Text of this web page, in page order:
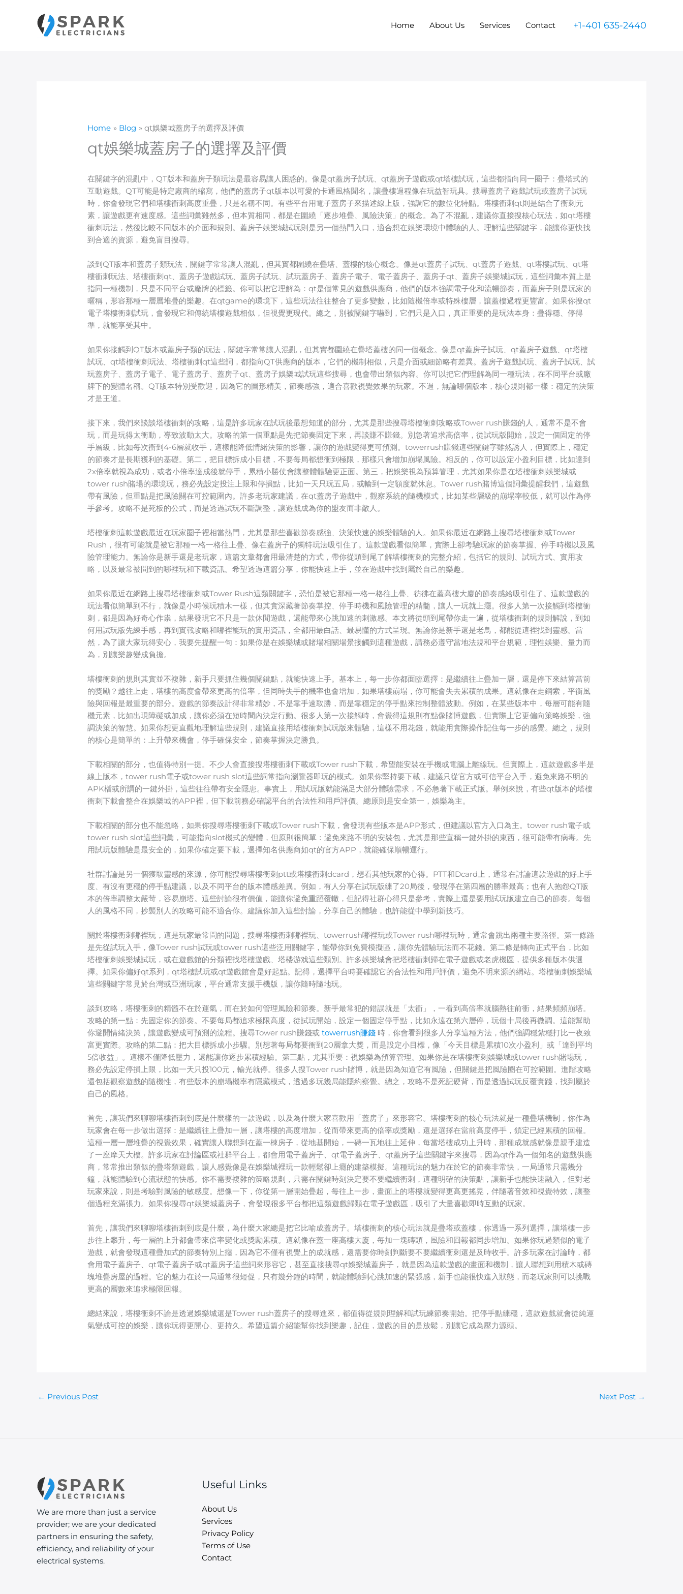
Home About Us Services Contact +1-401 635-2440
Home Blog qt娛樂城蓋房子的選擇及評價
qt娛樂城蓋房子的選擇及評價
在關鍵字的混亂中，QT版本和蓋房子類玩法是最容易讓人困惑的。像是qt蓋房子試玩、qt蓋房子遊戲或qt塔樓試玩，這些都指向同一圈子：疊塔式的
互動遊戲。QT可能是特定廠商的縮寫，他們的蓋房子qt版本以可愛的卡通風格聞名，讓疊樓過程像在玩益智玩具。搜尋蓋房子遊戲試玩或蓋房子試玩
時，你會發現它們和塔樓衝刺高度重疊，只是名稱不同。有些平台用電子蓋房子來描述線上版，強調它的數位化特點。塔樓衝刺qt則是結合了衝刺元
素，讓遊戲更有速度感。這些詞彙雖然多，但本質相同，都是在圍繞「逐步堆疊、風險決策」的概念。為了不混亂，建議你直接搜核心玩法，如qt塔樓
衝刺玩法，然後比較不同版本的介面和規則。蓋房子娛樂城試玩則是另一個熱門入口，適合想在娛樂環境中體驗的人。理解這些關鍵字，能讓你更快找
到合適的資源，避免盲目搜尋。
談到QT版本和蓋房子類玩法，關鍵字常常讓人混亂，但其實都圍繞在疊塔、蓋樓的核心概念。像是qt蓋房子試玩、qt蓋房子遊戲、qt塔樓試玩、qt塔
樓衝刺玩法、塔樓衝刺qt、蓋房子遊戲試玩、蓋房子試玩、試玩蓋房子、蓋房子電子、電子蓋房子、蓋房子qt、蓋房子娛樂城試玩，這些詞彙本質上是
指同一種機制，只是不同平台或廠牌的標籤。你可以把它理解為：qt是個常見的遊戲供應商，他們的版本強調電子化和流暢節奏，而蓋房子則是玩家的
暱稱，形容那種一層層堆疊的樂趣。在qtgame的環境下，這些玩法往往整合了更多變數，比如隨機倍率或特殊樓層，讓蓋樓過程更豐富。如果你搜qt
電子塔樓衝刺試玩，會發現它和傳統塔樓遊戲相似，但視覺更現代。總之，別被關鍵字嚇到，它們只是入口，真正重要的是玩法本身：疊得穩、停得
準，就能享受其中。
如果你接觸到QT版本或蓋房子類的玩法，關鍵字常常讓人混亂，但其實都圍繞在疊塔蓋樓的同一個概念。像是qt蓋房子試玩、qt蓋房子遊戲、qt塔樓
試玩、qt塔樓衝刺玩法、塔樓衝刺qt這些詞，都指向QT供應商的版本，它們的機制相似，只是介面或細節略有差異。蓋房子遊戲試玩、蓋房子試玩、試
玩蓋房子、蓋房子電子、電子蓋房子、蓋房子qt、蓋房子娛樂城試玩這些搜尋，也會帶出類似內容。你可以把它們理解為同一種玩法，在不同平台或廠
牌下的變體名稱。QT版本特別受歡迎，因為它的圖形精美，節奏感強，適合喜歡視覺效果的玩家。不過，無論哪個版本，核心規則都一樣：穩定的決策
才是王道。
接下來，我們來談談塔樓衝刺的攻略，這是許多玩家在試玩後最想知道的部分，尤其是那些搜尋塔樓衝刺攻略或Tower rush賺錢的人，通常不是不會
玩，而是玩得太衝動，導致波動太大。攻略的第一個重點是先把節奏固定下來，再談賺不賺錢。別急著追求高倍率，從試玩版開始，設定一個固定的停
手層級，比如每次衝到4-6層就收手，這樣能降低情緒決策的影響，讓你的遊戲變得更可預測。towerrush賺錢這些關鍵字雖然誘人，但實際上，穩定
的節奏才是長期獲利的基礎。第二，把目標拆成小目標，不要每局都想衝到極限，那樣只會增加崩塌風險。相反的，你可以設定小盈利目標，比如達到
2x倍率就視為成功，或者小倍率達成後就停手，累積小勝仗會讓整體體驗更正面。第三，把娛樂視為預算管理，尤其如果你是在塔樓衝刺娛樂城或
tower rush賭場的環境玩，務必先設定投注上限和停損點，比如一天只玩五局，或輸到一定額度就休息。Tower rush賭博這個詞彙提醒我們，這遊戲
帶有風險，但重點是把風險關在可控範圍內。許多老玩家建議，在qt蓋房子遊戲中，觀察系統的隨機模式，比如某些層級的崩塌率較低，就可以作為停
手參考。攻略不是死板的公式，而是透過試玩不斷調整，讓遊戲成為你的盟友而非敵人。
塔樓衝刺這款遊戲最近在玩家圈子裡相當熱門，尤其是那些喜歡節奏感強、決策快速的娛樂體驗的人。如果你最近在網路上搜尋塔樓衝刺或Tower
Rush，很有可能就是被它那種一格一格往上疊、像在蓋房子的獨特玩法吸引住了。這款遊戲看似簡單，實際上卻考驗玩家的節奏掌握、停手時機以及風
險管理能力。無論你是新手還是老玩家，這篇文章都會用最清楚的方式，帶你從頭到尾了解塔樓衝刺的完整介紹，包括它的規則、試玩方式、實用攻
略，以及最常被問到的哪裡玩和下載資訊。希望透過這篇分享，你能快速上手，並在遊戲中找到屬於自己的樂趣。
如果你最近在網路上搜尋塔樓衝刺或Tower Rush這類關鍵字，恐怕是被它那種一格一格往上疊、彷彿在蓋高樓大廈的節奏感給吸引住了。這款遊戲的
玩法看似簡單到不行，就像是小時候玩積木一樣，但其實深藏著節奏掌控、停手時機和風險管理的精髓，讓人一玩就上癮。很多人第一次接觸到塔樓衝
刺，都是因為好奇心作祟，結果發現它不只是一款休閒遊戲，還能帶來心跳加速的刺激感。本文將從頭到尾帶你走一遍，從塔樓衝刺的規則解說，到如
何用試玩版先練手感，再到實戰攻略和哪裡能玩的實用資訊，全都用最白話、最易懂的方式呈現。無論你是新手還是老鳥，都能從這裡找到靈感。當
然，為了讓大家玩得安心，我要先提醒一句：如果你是在娛樂城或賭場相關場景接觸到這種遊戲，請務必遵守當地法規和平台規範，理性娛樂、量力而
為，別讓樂趣變成負擔。
塔樓衝刺的規則其實並不複雜，新手只要抓住幾個關鍵點，就能快速上手。基本上，每一步你都面臨選擇：是繼續往上疊加一層，還是停下來結算當前
的獎勵？越往上走，塔樓的高度會帶來更高的倍率，但同時失手的機率也會增加，如果塔樓崩塌，你可能會失去累積的成果。這就像在走鋼索，平衡風
險與回報是最重要的部分。遊戲的節奏設計得非常精妙，不是靠手速取勝，而是靠穩定的停手點來控制整體波動。例如，在某些版本中，每層可能有隨
機元素，比如出現障礙或加成，讓你必須在短時間內決定行動。很多人第一次接觸時，會覺得這規則有點像賭博遊戲，但實際上它更偏向策略娛樂，強
調決策的智慧。如果你想更直觀地理解這些規則，建議直接用塔樓衝刺試玩版來體驗，這樣不用花錢，就能用實際操作記住每一步的感覺。總之，規則
的核心是簡單的：上升帶來機會，停手確保安全，節奏掌握決定勝負。
下載相關的部分，也值得特別一提。不少人會直接搜塔樓衝刺下載或Tower rush下載，希望能安裝在手機或電腦上離線玩。但實際上，這款遊戲多半是
線上版本，tower rush電子或tower rush slot這些詞常指向瀏覽器即玩的模式。如果你堅持要下載，建議只從官方或可信平台入手，避免來路不明的
APK檔或所謂的一鍵外掛，這些往往帶有安全隱患。事實上，用試玩版就能滿足大部分體驗需求，不必急著下載正式版。舉例來說，有些qt版本的塔樓
衝刺下載會整合在娛樂城的APP裡，但下載前務必確認平台的合法性和用戶評價。總原則是安全第一，娛樂為主。
下載相關的部分也不能忽略，如果你搜尋塔樓衝刺下載或Tower rush下載，會發現有些版本是APP形式，但建議以官方入口為主。tower rush電子或
tower rush slot這些詞彙，可能指向slot機式的變體，但原則很簡單：避免來路不明的安裝包，尤其是那些宣稱一鍵外掛的東西，很可能帶有病毒。先
用試玩版體驗是最安全的，如果你確定要下載，選擇知名供應商如qt的官方APP，就能確保順暢運行。
社群討論是另一個獲取靈感的來源，你可能搜尋塔樓衝刺ptt或塔樓衝刺dcard，想看其他玩家的心得。PTT和Dcard上，通常在討論這款遊戲的好上手
度、有沒有更穩的停手點建議，以及不同平台的版本體感差異。例如，有人分享在試玩版練了20局後，發現停在第四層的勝率最高；也有人抱怨QT版
本的倍率調整太嚴苛，容易崩塔。這些討論很有價值，能讓你避免重蹈覆轍，但記得社群心得只是參考，實際上還是要用試玩版建立自己的節奏。每個
人的風格不同，抄襲別人的攻略可能不適合你。建議你加入這些討論，分享自己的體驗，也許能從中學到新技巧。
關於塔樓衝刺哪裡玩，這是玩家最常問的問題，搜尋塔樓衝刺哪裡玩、towerrush哪裡玩或Tower rush哪裡玩時，通常會跳出兩種主要路徑。第一條路
是先從試玩入手，像Tower rush試玩或tower rush這些泛用關鍵字，能帶你到免費模擬區，讓你先體驗玩法而不花錢。第二條是轉向正式平台，比如
塔樓衝刺娛樂城試玩，或在遊戲館的分類裡找塔樓遊戲、塔楼游戏這些類別。許多娛樂城會把塔樓衝刺歸在電子遊戲或老虎機區，提供多種版本供選
擇。如果你偏好qt系列，qt塔樓試玩或qt遊戲館會是好起點。記得，選擇平台時要確認它的合法性和用戶評價，避免不明來源的網站。塔樓衝刺娛樂城
這些關鍵字常見於台灣或亞洲玩家，平台通常支援手機版，讓你隨時隨地玩。
談到攻略，塔樓衝刺的精髓不在於運氣，而在於如何管理風險和節奏。新手最常犯的錯誤就是「太衝」，一看到高倍率就腦熱往前衝，結果頻頻崩塔。
攻略的第一點：先固定你的節奏。不要每局都追求極限高度，從試玩開始，設定一個固定停手點，比如永遠在第六層停，玩個十局後再微調。這能幫助
你避開情緒決策，讓遊戲變成可預測的流程。搜尋Tower rush賺錢或towerrush賺錢 時，你會看到很多人分享這種方法，他們強調穩紮穩打比一夜致
富更實際。攻略的第二點：把大目標拆成小步驟。別想著每局都要衝到20層拿大獎，而是設定小目標，像「今天目標是累積10次小盈利」或「達到平均
5倍收益」。這樣不僅降低壓力，還能讓你逐步累積經驗。第三點，尤其重要：視娛樂為預算管理。如果你是在塔樓衝刺娛樂城或tower rush賭場玩，
務必先設定停損上限，比如一天只投100元，輸光就停。很多人搜Tower rush賭博，就是因為知道它有風險，但關鍵是把風險圈在可控範圍。進階攻略
還包括觀察遊戲的隨機性，有些版本的崩塌機率有隱藏模式，透過多玩幾局能隱約察覺。總之，攻略不是死記硬背，而是透過試玩反覆實踐，找到屬於
自己的風格。
首先，讓我們來聊聊塔樓衝刺到底是什麼樣的一款遊戲，以及為什麼大家喜歡用「蓋房子」來形容它。塔樓衝刺的核心玩法就是一種疊塔機制，你作為
玩家會在每一步做出選擇：是繼續往上疊加一層，讓塔樓的高度增加，從而帶來更高的倍率或獎勵，還是選擇在當前高度停手，鎖定已經累積的回報。
這種一層一層堆疊的視覺效果，確實讓人聯想到在蓋一棟房子，從地基開始，一磚一瓦地往上延伸，每當塔樓成功上升時，那種成就感就像是親手建造
了一座摩天大樓。許多玩家在討論區或社群平台上，都會用電子蓋房子、qt電子蓋房子、qt蓋房子這些關鍵字來搜尋，因為qt作為一個知名的遊戲供應
商，常常推出類似的疊塔類遊戲，讓人感覺像是在娛樂城裡玩一款輕鬆卻上癮的建築模擬。這種玩法的魅力在於它的節奏非常快，一局通常只需幾分
鐘，就能體驗到心流狀態的快感。你不需要複雜的策略規劃，只需在關鍵時刻決定要不要繼續衝刺，這種明確的決策點，讓新手也能快速融入，但對老
玩家來說，則是考驗對風險的敏感度。想像一下，你從第一層開始疊起，每往上一步，畫面上的塔樓就變得更高更搖晃，伴隨著音效和視覺特效，讓整
個過程充滿張力。如果你搜尋qt娛樂城蓋房子，會發現很多平台都把這類遊戲歸類在電子遊戲區，吸引了大量喜歡即時互動的玩家。
首先，讓我們來聊聊塔樓衝刺到底是什麼，為什麼大家總是把它比喻成蓋房子。塔樓衝刺的核心玩法就是疊塔或蓋樓，你透過一系列選擇，讓塔樓一步
步往上攀升，每一層的上升都會帶來倍率變化或獎勵累積。這就像在蓋一座高樓大廈，每加一塊磚頭，風險和回報都同步增加。如果你玩過類似的電子
遊戲，就會發現這種疊加式的節奏特別上癮，因為它不僅有視覺上的成就感，還需要你時刻判斷要不要繼續衝刺還是及時收手。許多玩家在討論時，都
會用電子蓋房子、qt電子蓋房子或qt蓋房子這些詞來形容它，甚至直接搜尋qt娛樂城蓋房子，就是因為這款遊戲的畫面和機制，讓人聯想到用積木或磚
塊堆疊房屋的過程。它的魅力在於一局通常很短促，只有幾分鐘的時間，就能體驗到心跳加速的緊張感，新手也能很快進入狀態，而老玩家則可以挑戰
更高的層數來追求極限回報。
總結來說，塔樓衝刺不論是透過娛樂城還是Tower rush蓋房子的搜尋進來，都值得從規則理解和試玩練節奏開始。把停手點練穩，這款遊戲就會從純運
氣變成可控的娛樂，讓你玩得更開心、更持久。希望這篇介紹能幫你找到樂趣，記住，遊戲的目的是放鬆，別讓它成為壓力源頭。
← Previous Post Next Post →
We are more than just a service
provider; we are your dedicated
partners in ensuring the safety,
efficiency, and reliability of your
electrical systems.
Useful Links
About Us
Services
Privacy Policy
Terms of Use
Contact